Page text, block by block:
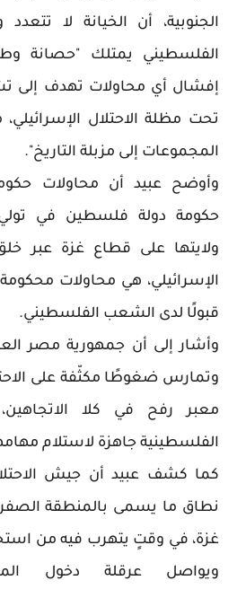
الجنوبية، أن الخيانة لا
الفلسطيني يمتلك "حصانة
إفشال أي محاولات تهدف إلى
تحت مظلة الاحتلال
المجموعات إلى مزبلة التاريخ".
وأوضح عبيد أن محاولات
حكومة دولة فلسطين في
ولايتها على قطاع غزة عبر
الإسرائيلي، هي محاولات
قبولًا لدى الشعب الفلسطيني.
وأشار إلى أن جمهورية مصر
وتمارس ضغوطًا مكثّفة على
معبر رفح في كلا
الفلسطينية جاهزة لاستلام
كما كشف عبيد أن جيش
نطاق ما يسمى بالمنطقة
غزة، في وقتٍ يتهرب فيه من
ويواصل عرقلة دخول